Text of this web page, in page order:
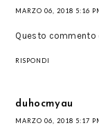
MARZO 06, 2018 5:16
Questo commento
RISPONDI
duhocmyau
MARZO 06, 2018 5:17